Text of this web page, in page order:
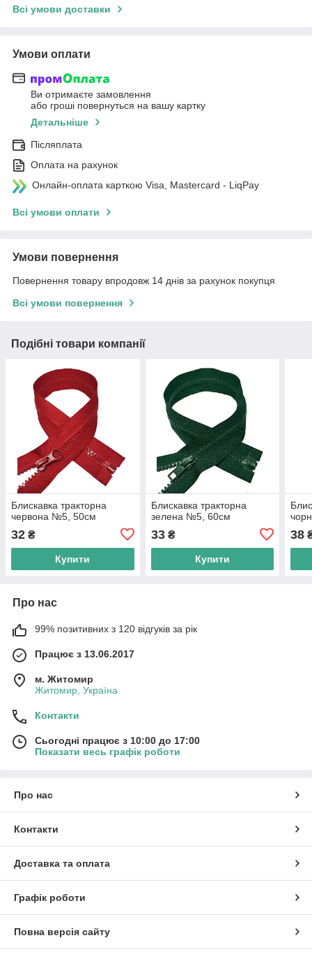
Всі умови доставки
Умови оплати
Ви отримаєте замовлення
або гроші повернуться на вашу картку
Детальніше
Післяплата
Оплата на рахунок
Онлайн-оплата карткою Visa, Mastercard - LiqPay
Всі умови оплати
Умови повернення
Повернення товару впродовж 14 днів за рахунок покупця
Всі умови повернення
Подібні товари компанії
Блискавка тракторна
червона №5, 50см
32 ₴
Купити
Блискавка тракторна
зелена №5, 60см
33₴
Купити
38
Про нас
99% позитивних з 120 відгуків за рік
Працює з 13.06.2017
м. Житомир
Житомир, Україна
Контакти
Сьогодні працює з 10:00 до 17:00
Показати весь графік роботи
Про нас
Контакти
Доставка та оплата
Графік роботи
Повна версія сайту